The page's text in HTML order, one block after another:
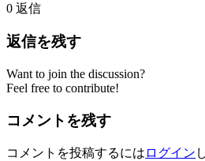
0 返信
返信を残す
Want to join the discussion?
Feel free to contribute!
コメントを残す
コメントを投稿するには ログイン